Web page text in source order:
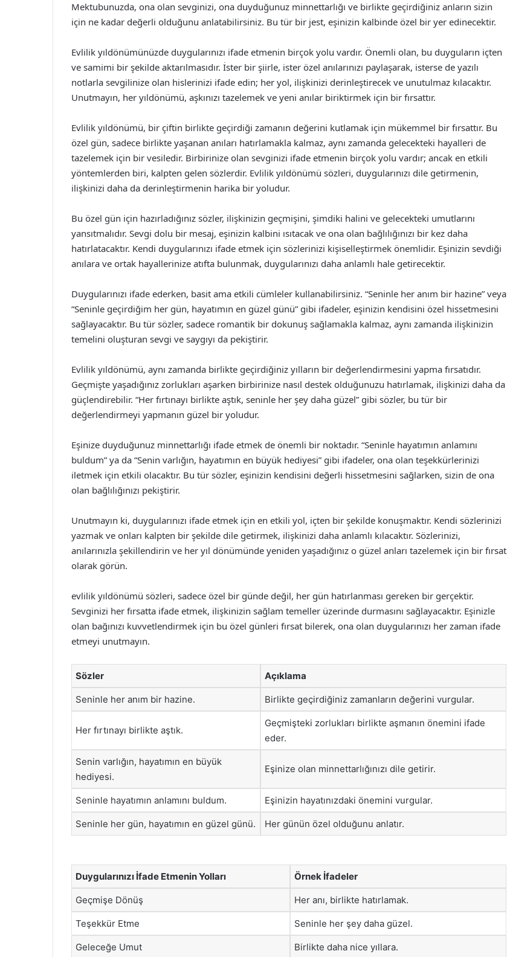
Mektubunuzda, ona olan sevginizi, ona duyduğunuz minnettarlığı ve birlikte geçirdiğiniz anların sizin
için ne kadar değerli olduğunu anlatabilirsiniz. Bu tür bir jest, eşinizin kalbinde özel bir yer edinecektir.
Evlilik yıldönümünüzde duygularınızı ifade etmenin birçok yolu vardır. Önemli olan, bu duyguların içten
ve samimi bir şekilde aktarılmasıdır. İster bir şiirle, ister özel anılarınızı paylaşarak, isterse de yazılı
notlarla sevgilinize olan hislerinizi ifade edin; her yol, ilişkinizi derinleştirecek ve unutulmaz kılacaktır.
Unutmayın, her yıldönümü, aşkınızı tazelemek ve yeni anılar biriktirmek için bir fırsattır.
Evlilik yıldönümü, bir çiftin birlikte geçirdiği zamanın değerini kutlamak için mükemmel bir fırsattır. Bu
özel gün, sadece birlikte yaşanan anıları hatırlamakla kalmaz, aynı zamanda gelecekteki hayalleri de
tazelemek için bir vesiledir. Birbirinize olan sevginizi ifade etmenin birçok yolu vardır; ancak en etkili
yöntemlerden biri, kalpten gelen sözlerdir. Evlilik yıldönümü sözleri, duygularınızı dile getirmenin,
ilişkinizi daha da derinleştirmenin harika bir yoludur.
Bu özel gün için hazırladığınız sözler, ilişkinizin geçmişini, şimdiki halini ve gelecekteki umutlarını
yansıtmalıdır. Sevgi dolu bir mesaj, eşinizin kalbini ısıtacak ve ona olan bağlılığınızı bir kez daha
hatırlatacaktır. Kendi duygularınızı ifade etmek için sözlerinizi kişiselleştirmek önemlidir. Eşinizin sevdiği
anılara ve ortak hayallerinize atıfta bulunmak, duygularınızı daha anlamlı hale getirecektir.
Duygularınızı ifade ederken, basit ama etkili cümleler kullanabilirsiniz. “Seninle her anım bir hazine” veya
“Seninle geçirdiğim her gün, hayatımın en güzel günü” gibi ifadeler, eşinizin kendisini özel hissetmesini
sağlayacaktır. Bu tür sözler, sadece romantik bir dokunuş sağlamakla kalmaz, aynı zamanda ilişkinizin
temelini oluşturan sevgi ve saygıyı da pekiştirir.
Evlilik yıldönümü, aynı zamanda birlikte geçirdiğiniz yılların bir değerlendirmesini yapma fırsatıdır.
Geçmişte yaşadığınız zorlukları aşarken birbirinize nasıl destek olduğunuzu hatırlamak, ilişkinizi daha da
güçlendirebilir. “Her fırtınayı birlikte aştık, seninle her şey daha güzel” gibi sözler, bu tür bir
değerlendirmeyi yapmanın güzel bir yoludur.
Eşinize duyduğunuz minnettarlığı ifade etmek de önemli bir noktadır. “Seninle hayatımın anlamını
buldum” ya da “Senin varlığın, hayatımın en büyük hediyesi” gibi ifadeler, ona olan teşekkürlerinizi
iletmek için etkili olacaktır. Bu tür sözler, eşinizin kendisini değerli hissetmesini sağlarken, sizin de ona
olan bağlılığınızı pekiştirir.
Unutmayın ki, duygularınızı ifade etmek için en etkili yol, içten bir şekilde konuşmaktır. Kendi sözlerinizi
yazmak ve onları kalpten bir şekilde dile getirmek, ilişkinizi daha anlamlı kılacaktır. Sözlerinizi,
anılarınızla şekillendirin ve her yıl dönümünde yeniden yaşadığınız o güzel anları tazelemek için bir fırsat
olarak görün.
evlilik yıldönümü sözleri, sadece özel bir günde değil, her gün hatırlanması gereken bir gerçektir.
Sevginizi her fırsatta ifade etmek, ilişkinizin sağlam temeller üzerinde durmasını sağlayacaktır. Eşinizle
olan bağınızı kuvvetlendirmek için bu özel günleri fırsat bilerek, ona olan duygularınızı her zaman ifade
etmeyi unutmayın.
Sözler Açıklama
Seninle her anım bir hazine. Birlikte geçirdiğiniz zamanların değerini vurgular.
Her fırtınayı birlikte aştık.
Geçmişteki zorlukları birlikte aşmanın önemini ifade
eder.
Senin varlığın, hayatımın en büyük
hediyesi.
Eşinize olan minnettarlığınızı dile getirir.
Seninle hayatımın anlamını buldum. Eşinizin hayatınızdaki önemini vurgular.
Seninle her gün, hayatımın en güzel günü. Her günün özel olduğunu anlatır.
Duygularınızı İfade Etmenin Yolları Örnek İfadeler
Geçmişe Dönüş Her anı, birlikte hatırlamak.
Teşekkür Etme Seninle her şey daha güzel.
Geleceğe Umut Birlikte daha nice yıllara.